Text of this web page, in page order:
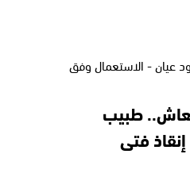
طبيب
فتى